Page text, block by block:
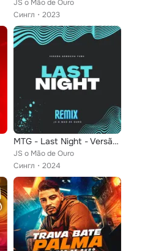
JS o Mão de Ouro
Сингл
2023
MTG - Last Night - Versão Arrocha Funk
JS o Mão de Ouro
Сингл
2024